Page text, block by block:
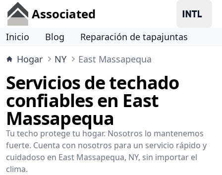
Associated
Inicio Blog
Reparación de tapajuntas
Hogar
NY East Massapequa
Servicios de techado
confiables en East
Massapequa
Tu techo protege tu hogar. Nosotros lo mantenemos
fuerte. Cuenta con nosotros para un servicio rápido y
cuidadoso en East Massapequa, NY, sin importar el
clima.